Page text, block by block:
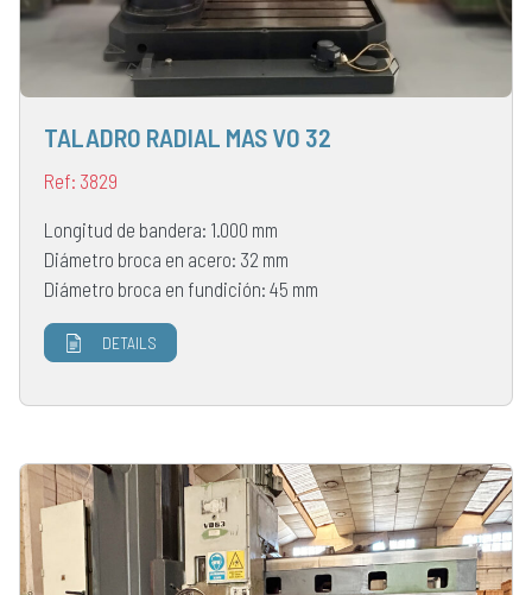
TALADRO RADIAL MAS VO 32
Ref: 3829
Longitud de bandera: 1.000 mm
Diámetro broca en acero: 32 mm
Diámetro broca en fundición: 45 mm
DETAILS